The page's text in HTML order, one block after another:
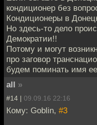
кондиционер без
Кондиционеры в
Но здесь-то дело
Демократии!!
Потому и могут
про заговор
будем поминать имя
all »
#14 | 09.09.16 22:16
Кому: Goblin, #3